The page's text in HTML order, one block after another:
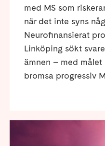
med MS som
när det inte syns
Neurofinansierat
Linköping sökt
ämnen – med
bromsa progressiv